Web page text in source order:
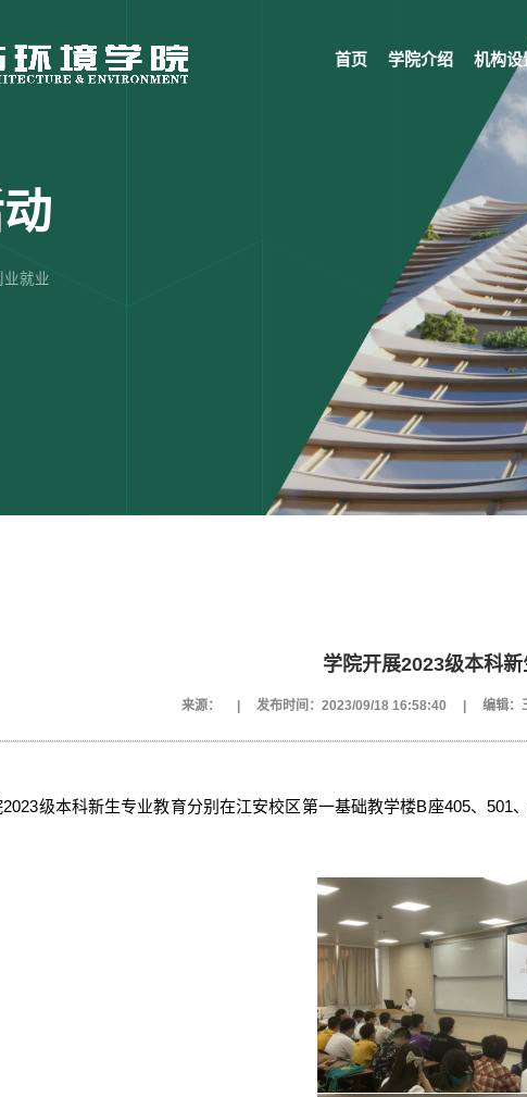
首页 学院介绍 机构设
业就业
学院开展2023级本科
来源： 发布时间：2023/09/18 16:58:40 编辑：
级本科新生专业教育分别在江安校区第一基础教学楼B座405、